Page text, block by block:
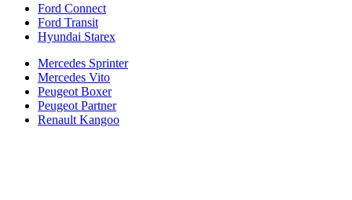
Ford Connect
Ford Transit
Hyundai Starex
Mercedes Sprinter
Mercedes Vito
Peugeot Boxer
Peugeot Partner
Renault Kangoo